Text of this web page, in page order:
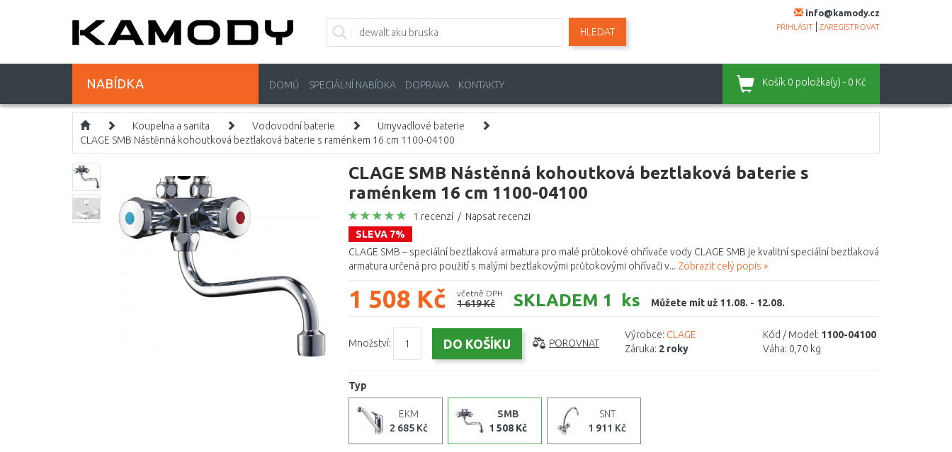
info@kamody.cz
PŘIHLÁSIT ZAREGISTROVAT
HLEDAT
NABÍDKA DOMŮ SPECIÁLNÍ NABÍDKA DOPRAVA KONTAKTY Košík 0 položka(y) - 0 Kč
Koupelna a sanita Vodovodní baterie
Umyvadlové baterie
CLAGE SMB Nástěnná kohoutková beztlaková baterie s raménkem 16 cm 1100-04100
CLAGE SMB Nástěnná kohoutková beztlaková baterie s
raménkem 16 cm 1100-04100
1 recenzí / Napsat recenzi
SLEVA 7%
CLAGE SMB – speciální beztlaková armatura pro malé průtokové ohřívače vody CLAGE SMB je kvalitní speciální beztlaková
armatura určená pro použití s malými beztlakovými průtokovými ohřívači v... Zobrazit celý popis »
1 508 Kč včetně DPH
1 619 Kč SKLADEM 1 ks Můžete mít už 11.08. - 12.08.
Množství: POROVNAT
Výrobce: CLAGE
Záruka: 2 roky
Kód / Model: 1100-04100
Váha: 0,70 kg
Typ
EKM
2 685 Kč
SMB
1 508 Kč
SNT
1 911 Kč